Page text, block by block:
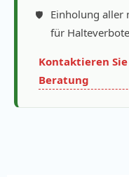
Einholung aller
für
Kontaktieren
Beratung